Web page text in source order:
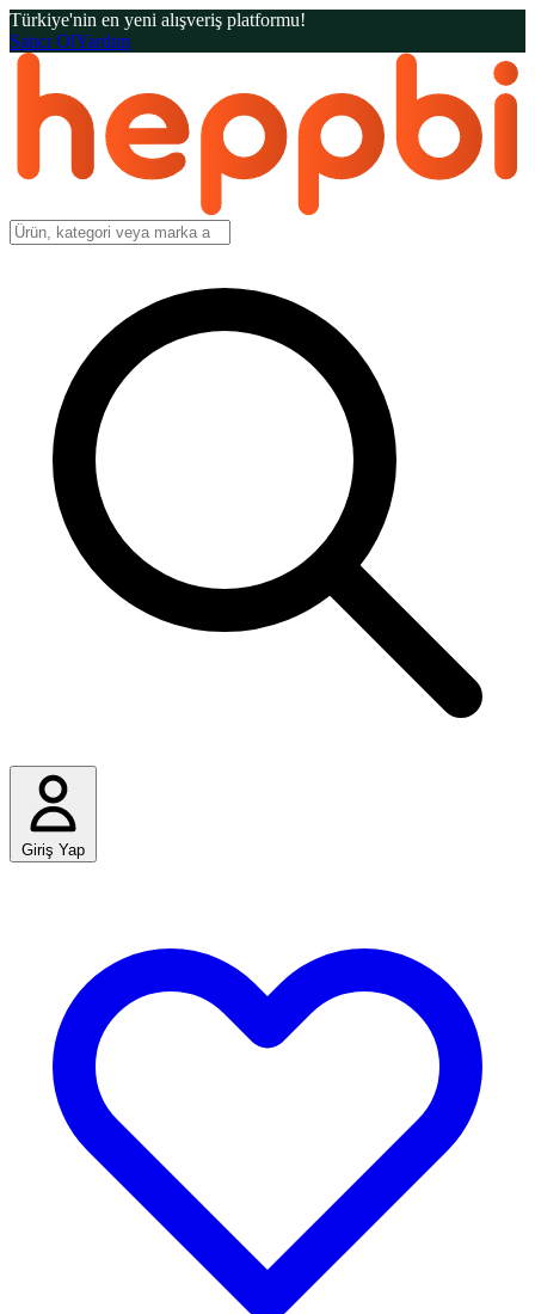
Türkiye'nin en yeni alışveriş platformu!
Satıcı OlYardım
Giriş Yap